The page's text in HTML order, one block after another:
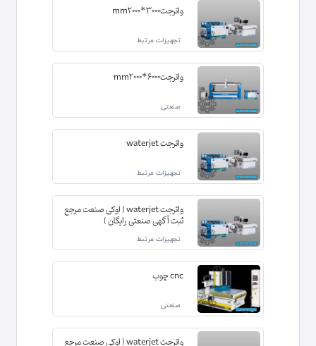
واترجت3000*mm2000
تجهیزات مرتبط
واترجت6000*mm2000
صنعتی
واترجت waterjet
تجهیزات مرتبط
واترجت waterjet ( اوکی صنعت مرجع
ثبت آگهی صنعتی رایگان )
تجهیزات مرتبط
cnc چوب
صنعتی
واترجت waterjet ( اوکی صنعت مرجع